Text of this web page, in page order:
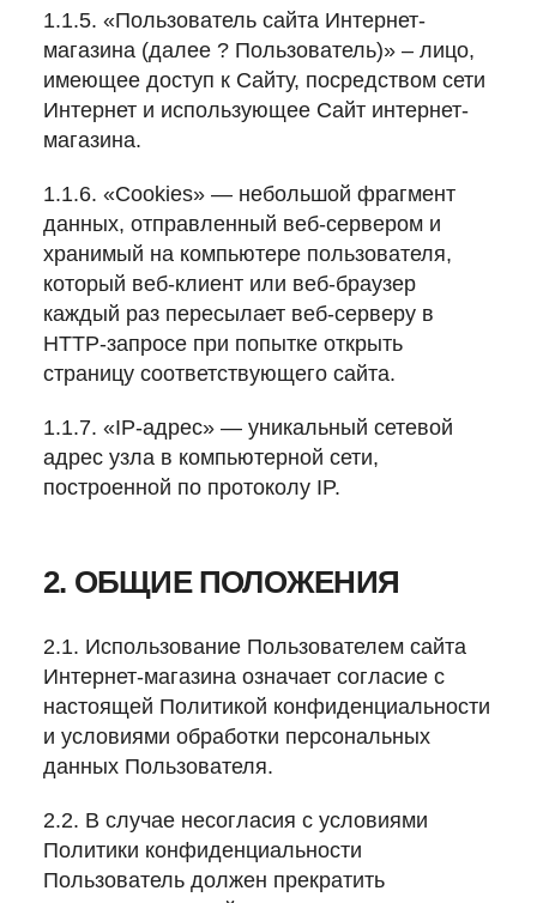
1.1.5. «Пользователь сайта Интернет-
магазина (далее ? Пользователь)» – лицо,
имеющее доступ к Сайту, посредством сети
Интернет и использующее Сайт интернет-
магазина.
1.1.6. «Cookies» — небольшой фрагмент
данных, отправленный веб-сервером и
хранимый на компьютере пользователя,
который веб-клиент или веб-браузер
каждый раз пересылает веб-серверу в
HTTP-запросе при попытке открыть
страницу соответствующего сайта.
1.1.7. «IP-адрес» — уникальный сетевой
адрес узла в компьютерной сети,
построенной по протоколу IP.
2. ОБЩИЕ ПОЛОЖЕНИЯ
2.1. Использование Пользователем сайта
Интернет-магазина означает согласие с
настоящей Политикой конфиденциальности
и условиями обработки персональных
данных Пользователя.
2.2. В случае несогласия с условиями
Политики конфиденциальности
Пользователь должен прекратить